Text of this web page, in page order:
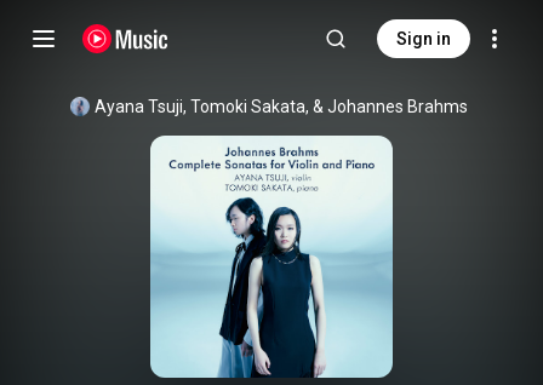
Sign in
Ayana Tsuji, Tomoki Sakata, & Johannes Brahms